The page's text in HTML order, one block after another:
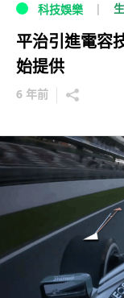
科技娛樂
平治引進電容
始提供
6 年前